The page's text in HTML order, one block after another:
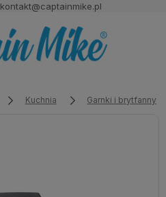
kontakt@captainmike.pl
Kuchnia Garnki i brytfanny